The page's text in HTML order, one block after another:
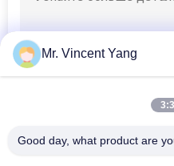
Клетка
Mr. Vincent Yang
Good day, what product are